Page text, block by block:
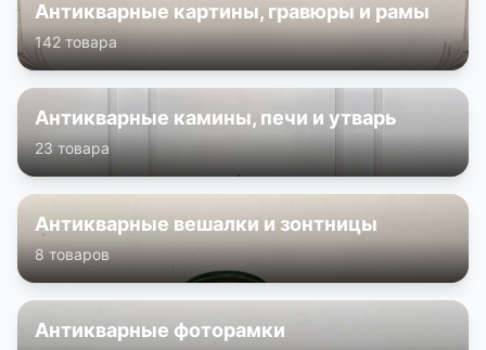
Антикварные картины, гравюры и рамы
142 товара
Антикварные камины, печи и утварь
23 товара
Антикварные вешалки и зонтницы
8 товаров
Антикварные фоторамки